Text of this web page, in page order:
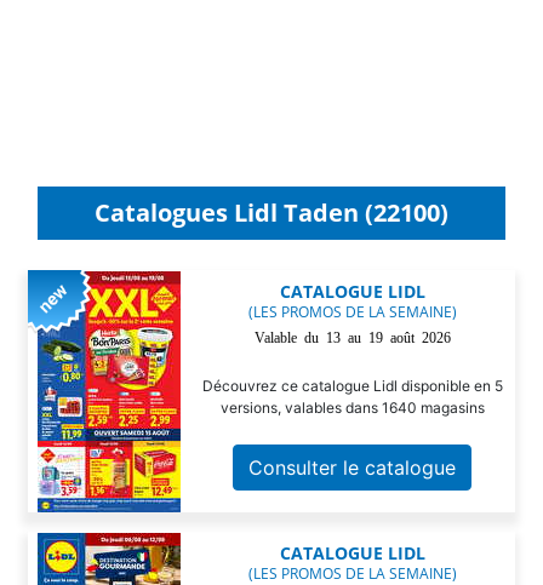
Catalogues Lidl Taden (22100)
CATALOGUE LIDL
(LES PROMOS DE LA SEMAINE)
Valable du 13 au 19 août 2026
Découvrez ce catalogue Lidl disponible en 5
versions, valables dans 1640 magasins
Consulter le catalogue
CATALOGUE LIDL
(LES PROMOS DE LA SEMAINE)